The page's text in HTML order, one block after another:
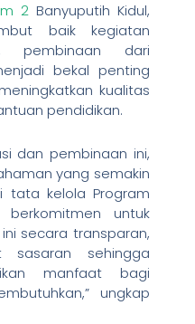
2Banyuputih Kidul,
baik kegiatan
pembinaan dari
bekal penting
kualitas
pendidikan.
dan pembinaan ini,
yang semakin
tata kelola Program
berkomitmen untuk
secara transparan,
sehingga
manfaat bagi
ungkap